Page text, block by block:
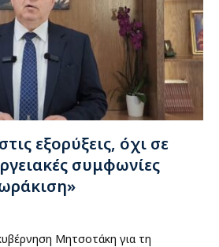
εξορύξεις, όχι σε
συμφωνίες
Μητσοτάκη για τη